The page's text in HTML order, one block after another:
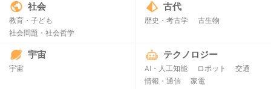
社会
教育・子ども
社会問題・社会哲学
古代
歴史・考古学 古生物
宇宙
宇宙
テクノロジー
AI・人工知能 ロボット
交通
情報・通信
家電